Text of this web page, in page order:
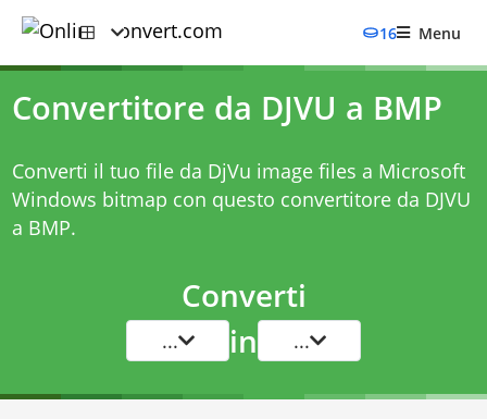
16 Menu
Convertitore da DJVU a BMP
Converti il tuo file da DjVu image files a Microsoft
Windows bitmap con questo convertitore da DJVU
a BMP.
Converti
... in ...